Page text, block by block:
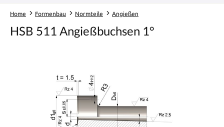
Home Formenbau Normteile Angießen
HSB 511 Angießbuchsen 1°